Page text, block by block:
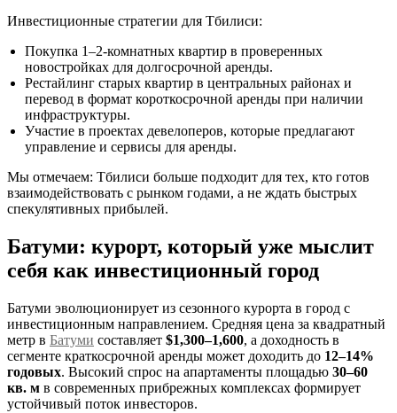
Инвестиционные стратегии для Тбилиси:
Покупка 1–2-комнатных квартир в проверенных
новостройках для долгосрочной аренды.
Рестайлинг старых квартир в центральных районах и
перевод в формат короткосрочной аренды при наличии
инфраструктуры.
Участие в проектах девелоперов, которые предлагают
управление и сервисы для аренды.
Мы отмечаем: Тбилиси больше подходит для тех, кто готов
взаимодействовать с рынком годами, а не ждать быстрых
спекулятивных прибылей.
Батуми: курорт, который уже мыслит
себя как инвестиционный город
Батуми эволюционирует из сезонного курорта в город с
инвестиционным направлением. Средняя цена за квадратный
метр в Батуми составляет $1,300–1,600, а доходность в
сегменте краткосрочной аренды может доходить до 12–14%
годовых. Высокий спрос на апартаменты площадью 30–60
кв. м в современных прибрежных комплексах формирует
устойчивый поток инвесторов.